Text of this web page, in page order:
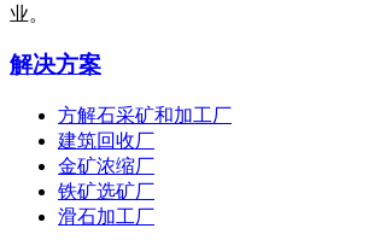
业。
解决方案
方解石采矿和加工厂
建筑回收厂
金矿浓缩厂
铁矿选矿厂
滑石加工厂